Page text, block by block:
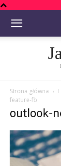
Strona główna
feature-fb
outlook-